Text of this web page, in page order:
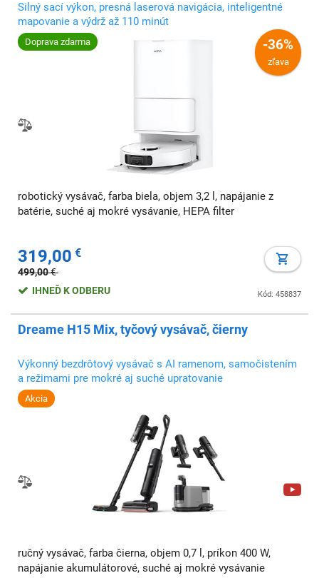
Silný sací výkon, presná laserová navigácia, inteligentné
mapovanie a výdrž až 110 minút
Doprava zdarma -36%
zľava
robotický vysávač, farba biela, objem 3,2 l, napájanie z
batérie, suché aj mokré vysávanie, HEPA filter
319,00 €
499,00€
Kód: 458837
IHNEĎ K ODBERU
Dreame H15 Mix, tyčový vysávač, čierny
Výkonný bezdrôtový vysávač s AI ramenom, samočistením
a režimami pre mokré aj suché upratovanie
Akcia
ručný vysávač, farba čierna, objem 0,7 l, príkon 400 W,
napájanie akumulátorové, suché aj mokré vysávanie